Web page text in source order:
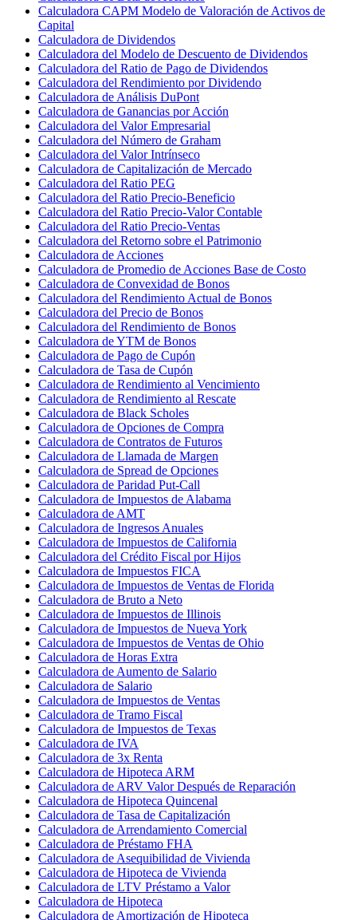
Calculadora CAPM Modelo de Valoración de Activos de
Capital
Calculadora de Dividendos
Calculadora del Modelo de Descuento de Dividendos
Calculadora del Ratio de Pago de Dividendos
Calculadora del Rendimiento por Dividendo
Calculadora de Análisis DuPont
Calculadora de Ganancias por Acción
Calculadora del Valor Empresarial
Calculadora del Número de Graham
Calculadora del Valor Intrínseco
Calculadora de Capitalización de Mercado
Calculadora del Ratio PEG
Calculadora del Ratio Precio-Beneficio
Calculadora del Ratio Precio-Valor Contable
Calculadora del Ratio Precio-Ventas
Calculadora del Retorno sobre el Patrimonio
Calculadora de Acciones
Calculadora de Promedio de Acciones Base de Costo
Calculadora de Convexidad de Bonos
Calculadora del Rendimiento Actual de Bonos
Calculadora del Precio de Bonos
Calculadora del Rendimiento de Bonos
Calculadora de YTM de Bonos
Calculadora de Pago de Cupón
Calculadora de Tasa de Cupón
Calculadora de Rendimiento al Vencimiento
Calculadora de Rendimiento al Rescate
Calculadora de Black Scholes
Calculadora de Opciones de Compra
Calculadora de Contratos de Futuros
Calculadora de Llamada de Margen
Calculadora de Spread de Opciones
Calculadora de Paridad Put-Call
Calculadora de Impuestos de Alabama
Calculadora de AMT
Calculadora de Ingresos Anuales
Calculadora de Impuestos de California
Calculadora del Crédito Fiscal por Hijos
Calculadora de Impuestos FICA
Calculadora de Impuestos de Ventas de Florida
Calculadora de Bruto a Neto
Calculadora de Impuestos de Illinois
Calculadora de Impuestos de Nueva York
Calculadora de Impuestos de Ventas de Ohio
Calculadora de Horas Extra
Calculadora de Aumento de Salario
Calculadora de Salario
Calculadora de Impuestos de Ventas
Calculadora de Tramo Fiscal
Calculadora de Impuestos de Texas
Calculadora de IVA
Calculadora de 3x Renta
Calculadora de Hipoteca ARM
Calculadora de ARV Valor Después de Reparación
Calculadora de Hipoteca Quincenal
Calculadora de Tasa de Capitalización
Calculadora de Arrendamiento Comercial
Calculadora de Préstamo FHA
Calculadora de Asequibilidad de Vivienda
Calculadora de Hipoteca de Vivienda
Calculadora de LTV Préstamo a Valor
Calculadora de Hipoteca
Calculadora de Amortización de Hipoteca